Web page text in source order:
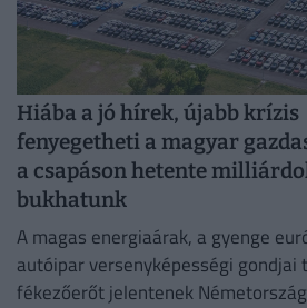
Hiába a jó hírek, újabb krízis
fenyegetheti a magyar
a csapáson hetente
bukhatunk
A magas energiaárak, a gyenge
autóipar versenyképességi gondjai
fékezőerőt jelentenek